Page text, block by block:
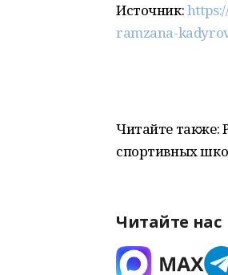
Источник:
ramzana-
Читайте также:
спортивных
Читайте нас